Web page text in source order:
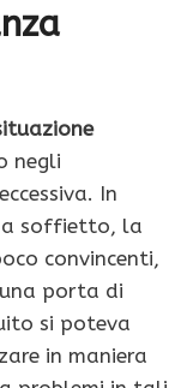
negli
In
a soffietto, la
convincenti,
porta di
si poteva
in maniera